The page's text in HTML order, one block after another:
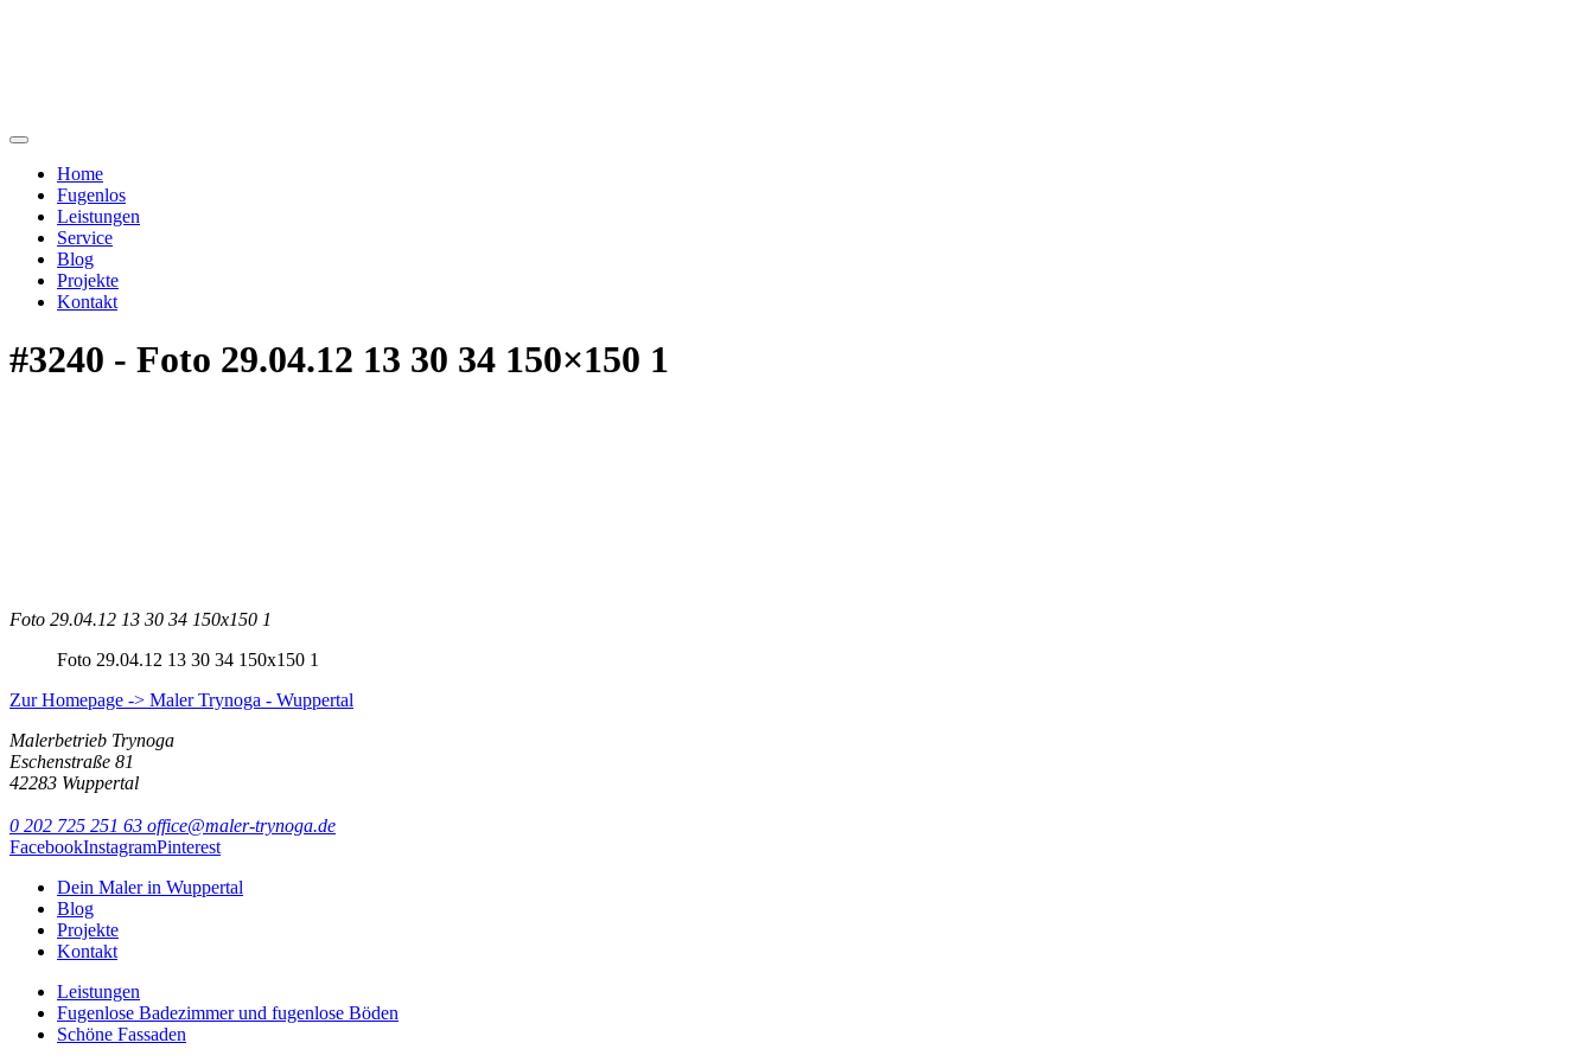
Home
Fugenlos
Leistungen
Service
Blog
Projekte
Kontakt
#3240 - Foto 29.04.12 13 30 34 150×150 1
Foto 29.04.12 13 30 34 150x150 1
Foto 29.04.12 13 30 34 150x150 1
Zur Homepage -> Maler Trynoga - Wuppertal
Malerbetrieb Trynoga
Eschenstraße 81
42283 Wuppertal
0 202 725 251 63 office@maler-trynoga.de
FacebookInstagramPinterest
Dein Maler in Wuppertal
Blog
Projekte
Kontakt
Leistungen
Fugenlose Badezimmer und fugenlose Böden
Schöne Fassaden